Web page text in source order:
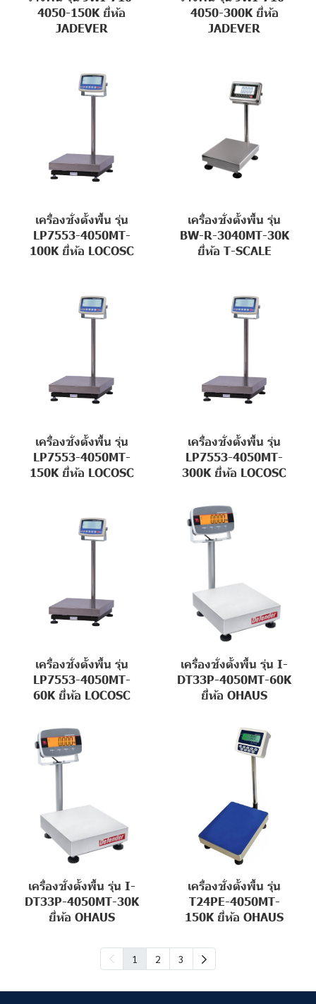
4050-150K ยี่ห้อ
JADEVER
4050-300K ยี่ห้อ
JADEVER
เครื่องชั่งตั้งพื้น รุ่น
LP7553-4050MT-
100K ยี่ห้อ LOCOSC
เครื่องชั่งตั้งพื้น รุ่น
BW-R-3040MT-30K
ยี่ห้อ T-SCALE
เครื่องชั่งตั้งพื้น รุ่น
LP7553-4050MT-
150K ยี่ห้อ LOCOSC
เครื่องชั่งตั้งพื้น รุ่น
LP7553-4050MT-
300K ยี่ห้อ LOCOSC
เครื่องชั่งตั้งพื้น รุ่น
LP7553-4050MT-
60K ยี่ห้อ LOCOSC
เครื่องชั่งตั้งพื้น รุ่น I-
DT33P-4050MT-60K
ยี่ห้อ OHAUS
เครื่องชั่งตั้งพื้น รุ่น I-
DT33P-4050MT-30K
ยี่ห้อ OHAUS
เครื่องชั่งตั้งพื้น รุ่น
T24PE-4050MT-
150K ยี่ห้อ OHAUS
1 2 3